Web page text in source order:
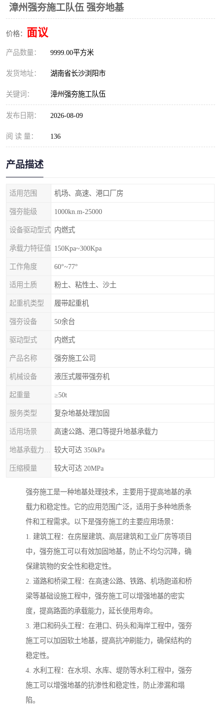
漳州强夯施工队伍 强夯地基
价格： 面议
产品数量： 9999.00平方米
发货地址： 湖南省长沙浏阳市
关键词： 漳州强夯施工队伍
发布日期： 2026-08-09
阅 读 量： 136
产品描述
适用范围 机场、高速、港口厂房
强夯能级 1000kn.m-25000
设备驱动型式 内燃式
承载力特征值 150Kpa~300Kpa
工作角度 60°~77°
适用土质 粉土、粘性土、沙土
起重机类型 履带起重机
强夯设备 50余台
驱动型式 内燃式
产品名称 强夯施工公司
机械设备 液压式履带强夯机
起重量 ≥50t
服务类型 复杂地基处理加固
适用场景 高速公路、港口等提升地基承载力
较大可达 350kPa
压缩模量 较大可达 20MPa
强夯施工是一种地基处理技术，主要用于提高地基的承
载力和稳定性。它的应用范围广泛，适用于多种地质条
件和工程需求。以下是强夯施工的主要应用场景：
1. 建筑工程：在房屋建筑、高层建筑和工业厂房等项目
中，强夯施工可以有效加固地基，防止不均匀沉降，确
保建筑物的安全性和稳定性。
2. 道路和桥梁工程：在高速公路、铁路、机场跑道和桥
梁等基础设施工程中，强夯施工可以增强地基的密实
度，提高路面的承载能力，延长使用寿命。
3. 港口和码头工程：在港口、码头和海岸工程中，强夯
施工可以加固软土地基，提高抗冲刷能力，确保结构的
稳定性。
4. 水利工程：在水坝、水库、堤防等水利工程中，强夯
施工可以增强地基的抗渗性和稳定性，防止渗漏和塌
陷。